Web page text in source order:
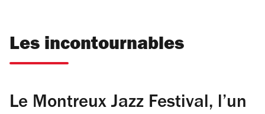
Les incontournables
Le Montreux Jazz Festival, l’un